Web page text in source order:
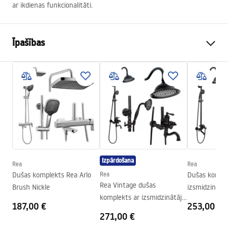
ar ikdienas funkcionalitāti.
Īpašības
Izmērs (durvis x siena)
120
Krāsa
Matēts zelts
Kabīnes tips
Walk-in
Stikla krāsa
dūmakains bronza 8mm
Seria
Flexi
Montāža
Uz dušas paliktņa vai uz
grīdas
Augstums (mm)
Universal
Garantija
24 mēneši
Rea
Dušas komplekts Rea Arlo
Brush Nickle
187,00 €
Izpārdošana
Rea
Rea Vintage dušas
komplekts ar izsmidzinātāju
271,00 €
Rea
Dušas
253,00 €